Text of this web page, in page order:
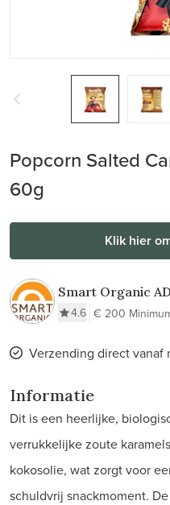
Popcorn Salted
60g
Klik hier
Smart Organic AD
4.6 € 200
Verzending direct vanaf
Informatie
Dit is een heerlijke,
verrukkelijke zoute
kokosolie, wat zorgt voor
schuldvrij snackmoment.